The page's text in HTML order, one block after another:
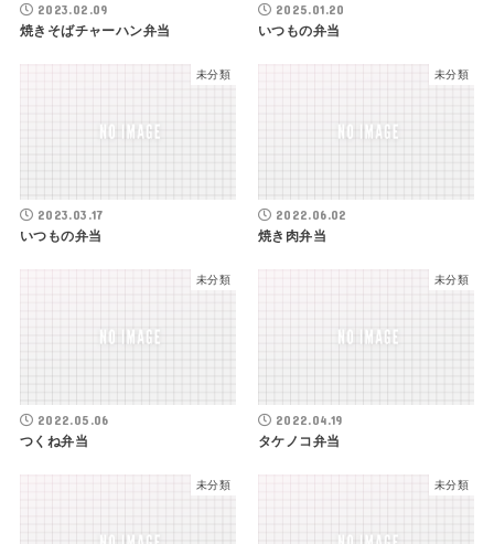
2023.02.09
焼きそばチャーハン弁当
2025.01.20
いつもの弁当
未分類
2023.03.17
いつもの弁当
未分類
2022.06.02
焼き肉弁当
未分類
2022.05.06
つくね弁当
未分類
2022.04.19
タケノコ弁当
未分類 未分類